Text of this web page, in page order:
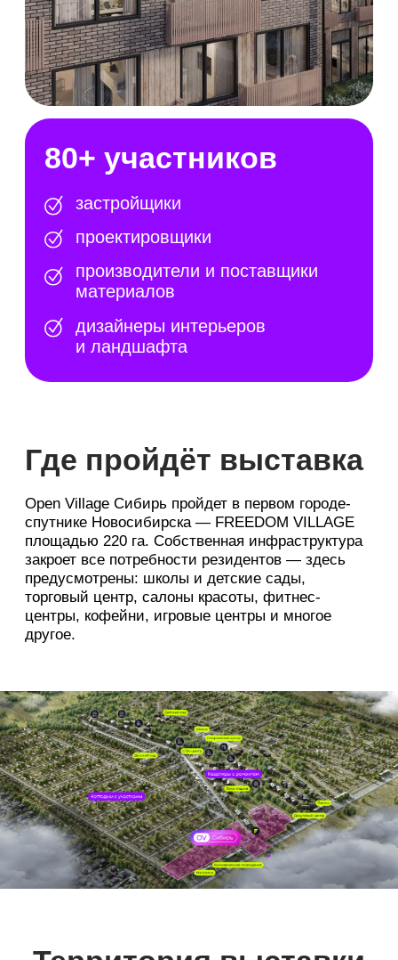
Территория выставки
Только для гостей Open Village Сибирь
на строительные и отделочные
Купить билет
Скидки до 40%
Новый формат —
загородные квартиры
Если вы пока не готовы к заботам об участке,
но мечтаете жить на свежем воздухе — обратите
внимание на малоэтажный комплекс домов
во FREEDOM VILLAGE.
Кирпичные дома 4 этажа